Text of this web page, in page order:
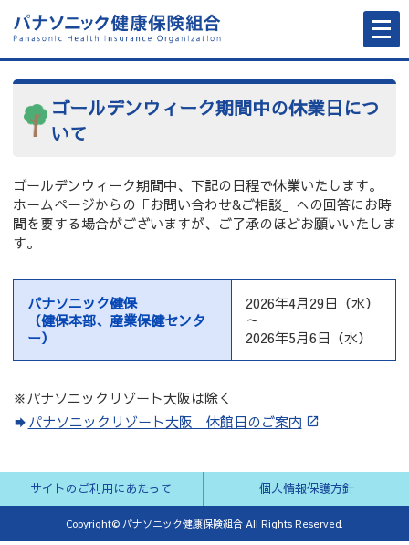
メ
ニ
ュ
ー
開
く
ゴールデンウィーク期間中の休業日につ
いて
ゴールデンウィーク期間中、下記の日程で休業いたします。
ホームページからの「お問い合わせ&ご相談」への回答にお時
間を要する場合がございますが、ご了承のほどお願いいたしま
す。
パナソニック健保
（健保本部、産業保健センタ
ー）
2026年4月29日（水）
～
2026年5月6日（水）
※パナソニックリゾート大阪は除く
パナソニックリゾート大阪 休館日のご案内
サイトのご利用にあたって 個人情報保護方針
Copyright© パナソニック健康保険組合 All Rights Reserved.